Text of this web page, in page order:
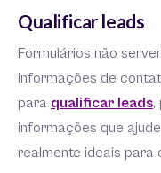
Qualificar leads
Formulários não
informações de
para qualificar leads,
informações que
realmente ideais para